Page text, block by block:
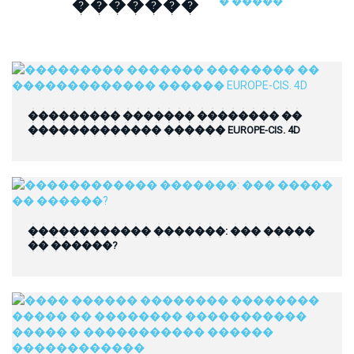
�������
��������� ������� �������� ��
������������� ������ EUROPE-CIS. 4D
������������ �������: ��� �����
�� ������?